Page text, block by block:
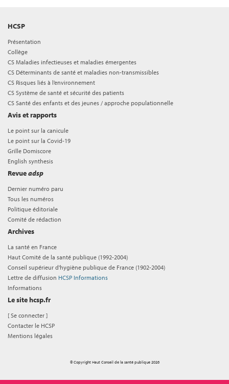
HCSP
Présentation
Collège
CS Maladies infectieuses et maladies émergentes
CS Déterminants de santé et maladies non-transmissibles
CS Risques liés à l’environnement
CS Système de santé et sécurité des patients
CS Santé des enfants et des jeunes / approche populationnelle
Avis et rapports
Le point sur la canicule
Le point sur la Covid-19
Grille Domiscore
English synthesis
Revueadsp
Dernier numéro paru
Tous les numéros
Politique éditoriale
Comité de rédaction
Archives
La santé en France
Haut Comité de la santé publique (1992-2004)
Conseil supérieur d'hygiène publique de France (1902-2004)
Lettre de diffusion HCSP Informations
Informations
Le site hcsp.fr
[Se connecter ]
Contacter le HCSP
Mentions légales
© Copyright Haut Conseil de la santé publique 2026